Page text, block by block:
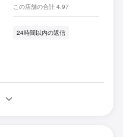
この店舗の合計 4.97
24時間以内の返信